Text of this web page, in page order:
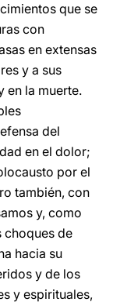
que se
con
en extensas
y a sus
en la muerte.
del
en el dolor;
por el
también, con
y, como
choques de
hacia su
y de los
y espirituales,